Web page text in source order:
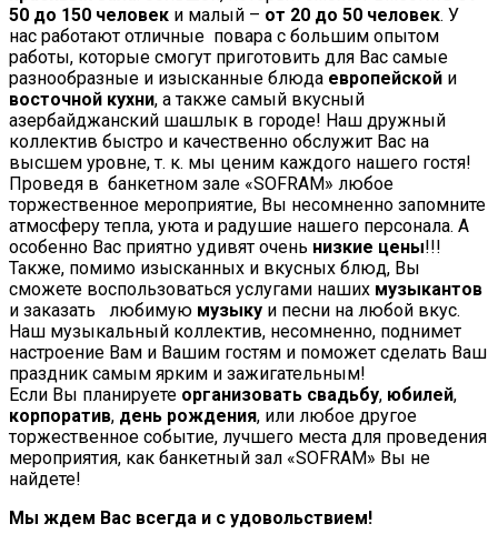
50 до 150 человек и малый – от 20 до 50 человек. У
нас работают отличные повара с большим опытом
работы, которые смогут приготовить для Вас самые
разнообразные и изысканные блюда европейской и
восточной кухни, а также самый вкусный
азербайджанский шашлык в городе! Наш дружный
коллектив быстро и качественно обслужит Вас на
высшем уровне, т. к. мы ценим каждого нашего гостя!
Проведя в банкетном зале «SOFRAM» любое
торжественное мероприятие, Вы несомненно запомните
атмосферу тепла, уюта и радушие нашего персонала. А
особенно Вас приятно удивят очень низкие цены!!!
Также, помимо изысканных и вкусных блюд, Вы
сможете воспользоваться услугами наших музыкантов
и заказать любимую музыку и песни на любой вкус.
Наш музыкальный коллектив, несомненно, поднимет
настроение Вам и Вашим гостям и поможет сделать Ваш
праздник самым ярким и зажигательным!
Если Вы планируете организовать свадьбу, юбилей,
корпоратив, день рождения, или любое другое
торжественное событие, лучшего места для проведения
мероприятия, как банкетный зал «SOFRAM» Вы не
найдете!
Мы ждем Вас всегда и с удовольствием!